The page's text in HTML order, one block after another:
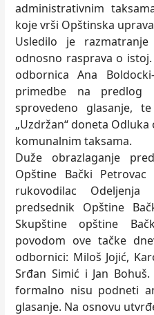
administrativnim
koje vrši Opštinska
Usledilo je
odnosno rasprava o
odbornica Ana
primedbe na predlog
sprovedeno glasanje,
„Uzdržan“ doneta
komunalnim taksama.
Duže obrazlaganje
Opštine Bački
rukovodilac
predsednik Opštine
Skupštine opštine
povodom ove tačke
odbornici: Miloš Jojić,
Srđan Simić i Jan
formalno nisu podneti
glasanje. Na osnovu